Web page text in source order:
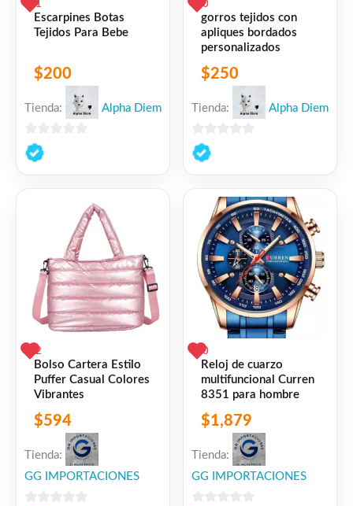
1
Escarpines Botas
Tejidos Para Bebe
$200
Tienda: Alpha Diem
0
de
0
gorros tejidos con
apliques bordados
personalizados
$250
Tienda: Alpha Diem
0
de
2
Bolso Cartera Estilo
Puffer Casual Colores
Vibrantes
$594
Tienda:
GG IMPORTACIONES
0
Reloj de cuarzo
multifuncional Curren
8351 para hombre
$1,879
Tienda:
GG IMPORTACIONES